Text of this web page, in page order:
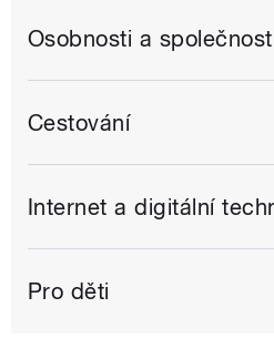
Osobnosti a společnost
Cestování
Internet a digitální
Pro děti